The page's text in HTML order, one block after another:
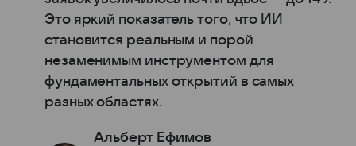
Это яркий показатель того, что ИИ
становится реальным и порой
незаменимым инструментом для
фундаментальных открытий в самых
разных областях.
Альберт Ефимов